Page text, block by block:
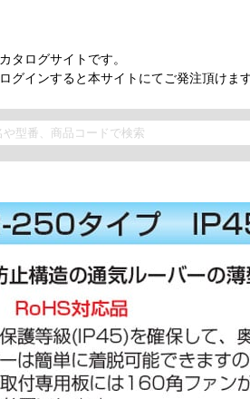
ログサイトです。
グインすると本サイトにてご発注頂けます